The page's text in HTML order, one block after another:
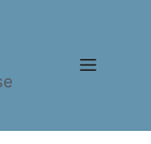
Meniu